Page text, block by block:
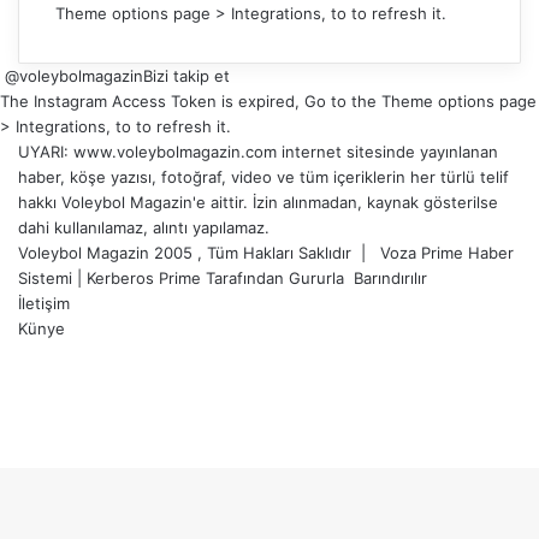
Theme options page > Integrations, to to refresh it.
@voleybolmagazinBizi takip et
The Instagram Access Token is expired, Go to the Theme options page
> Integrations, to to refresh it.
UYARI: www.voleybolmagazin.com internet sitesinde yayınlanan
haber, köşe yazısı, fotoğraf, video ve tüm içeriklerin her türlü telif
hakkı Voleybol Magazin'e aittir. İzin alınmadan, kaynak gösterilse
dahi kullanılamaz, alıntı yapılamaz.
Voleybol Magazin 2005 , Tüm Hakları Saklıdır | Voza Prime Haber
Sistemi
Kerberos Prime Tarafından Gururla Barındırılır
İletişim
Künye